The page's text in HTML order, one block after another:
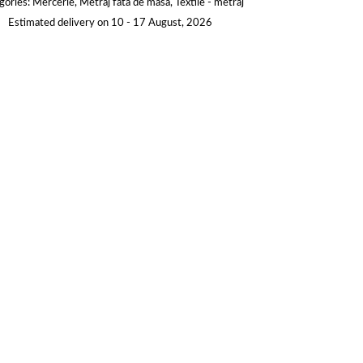
Mercerie, Metraj fata de masa, Textile - metraj
Estimated delivery on 10 - 17 August, 2026